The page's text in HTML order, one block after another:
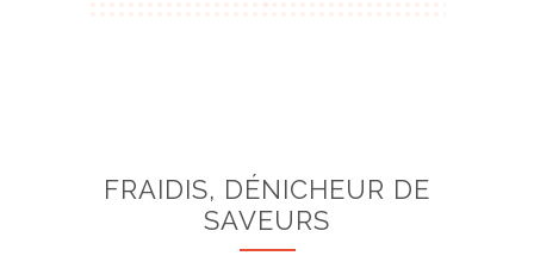
FRAIDIS, DÉNICHEUR DE
SAVEURS